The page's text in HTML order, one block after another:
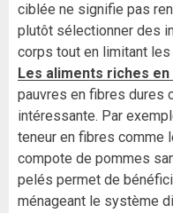
ciblée ne signifie pas
plutôt sélectionner des
corps tout en limitant
Les aliments riches
pauvres en fibres dures
intéressante. Par
teneur en fibres comme
compote de pommes
pelés permet de
ménageant le système